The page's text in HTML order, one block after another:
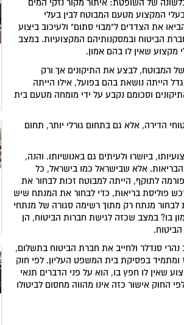
של השופטת: איתור מקור נזקי המים
המקצוע מטעם המבוטח לבין בעלי
את הצדדים ל"מבוי סתום" ולעיכוב ביצוע
הביטוח ובמסקנותיהם המקצועיות. במצב
שאין לו בהם אמון.
המבוטח, לבצע את התיקונים אך ורק
הייתה נושאת בהם בפועל, אילו הייתה
וסכומם נקבע על ידי מומחה מטעם בית
הדירה, אלא גם בתחום גורלי יותר, תחום
ביושרו ולעיתים גם באנושיותו. והנה,
הבריאות. אלא שבישראל כמו בישראל, כל
לתוקף, הייתה למבוטח זכות לבחור את
פוליסת בריאות, כדי לבחור את המנתח שיש
בפוליסות שנרכשו לאחר 2016, יש למבוטח זכות לבחור מנתח רק מתוך רשימה סגורה של מנתחי
בו? במצב שכזה לגישת חברות הביטוח, הן
סנדלר ולחייב את חברת הביטוח בתשלום,
ומתמיד בפסיקת בית המשפט העליון. לפי חוק
שאין לו חפץ בו, הוא על פני הדברים תנאי
אישור כזה אינו מהווה מחסום לביטולו